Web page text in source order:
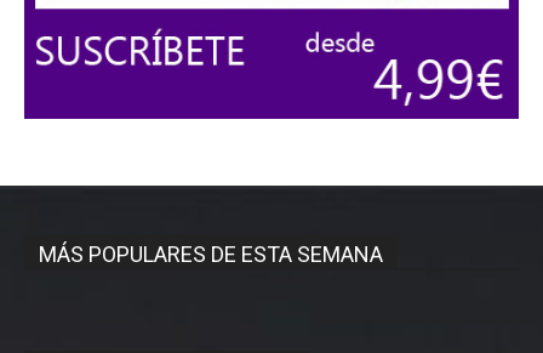
MÁS POPULARES DE ESTA SEMANA